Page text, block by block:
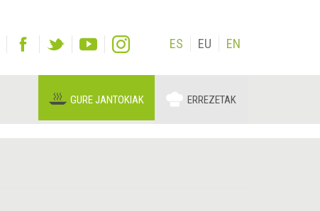
ES EU EN
GURE JANTOKIAK ERREZETAK